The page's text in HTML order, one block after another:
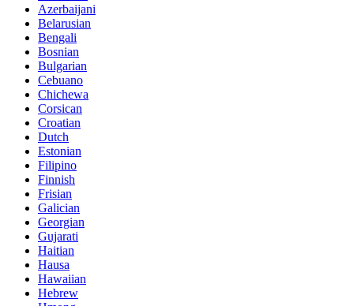
Azerbaijani
Belarusian
Bengali
Bosnian
Bulgarian
Cebuano
Chichewa
Corsican
Croatian
Dutch
Estonian
Filipino
Finnish
Frisian
Galician
Georgian
Gujarati
Haitian
Hausa
Hawaiian
Hebrew